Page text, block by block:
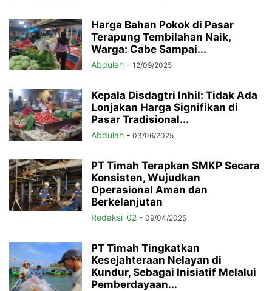
Harga Bahan Pokok di Pasar
Terapung Tembilahan Naik,
Warga: Cabe Sampai...
Abdulah - 12/09/2025
Kepala Disdagtri Inhil: Tidak Ada
Lonjakan Harga Signifikan di
Pasar Tradisional...
Abdulah - 03/06/2025
PT Timah Terapkan SMKP Secara
Konsisten, Wujudkan
Operasional Aman dan
Berkelanjutan
Redaksi-02 - 09/04/2025
PT Timah Tingkatkan
Kesejahteraan Nelayan di
Kundur, Sebagai Inisiatif Melalui
Pemberdayaan...